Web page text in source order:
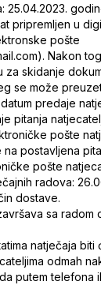
25.04.2023.
pripremljen u
pošte
Nakon
za skidanje
se može
predaje
pitanja
pošte
postavljena
pošte
radova:
dostave.
sa radom
natječaja biti
odmah
putem telefona